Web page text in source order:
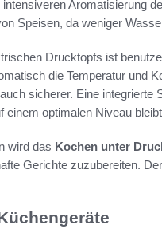
Aromatisierung
Speisen, da weniger
Drucktopfs ist
die Temperatur und
sicherer. Eine
optimalen Niveau
wird das Kochen unter
Gerichte zuzubereiten.